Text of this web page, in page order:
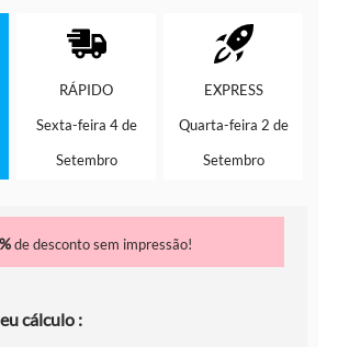
RÁPIDO
Sexta-feira 4 de
Setembro
EXPRESS
Quarta-feira 2 de
Setembro
de desconto sem impressão!
cálculo :